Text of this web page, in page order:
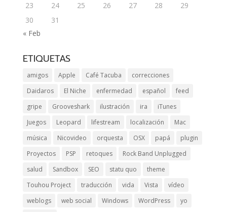
23
24 25 26 27 28
29
30
31
« Feb
ETIQUETAS
amigos Apple Café Tacuba
correcciones
Daidaros
El Niche enfermedad español
feed
gripe
Grooveshark ilustración ira
iTunes
Juegos
Leopard lifestream localización
Mac
música
Nicovideo orquesta OSX papá
plugin
Proyectos
PSP retoques
Rock Band Unplugged
salud
Sandbox SEO statu quo
theme
Touhou Project
traducción vida Vista
vídeo
weblogs
web social Windows WordPress
yo